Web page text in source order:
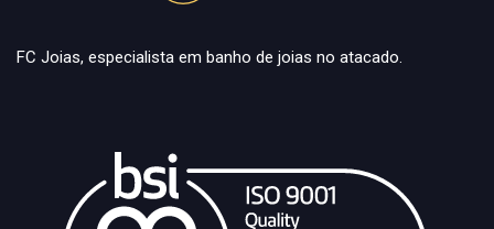
FC Joias, especialista em banho de joias no atacado.